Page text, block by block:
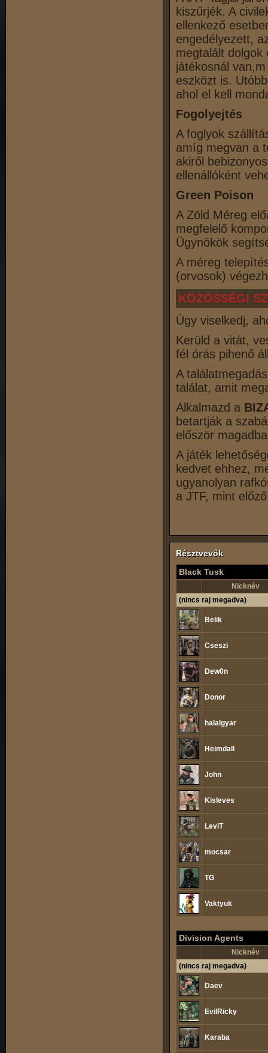
kiszűrjék. A
ellenkező
engedélyezett,
megtalált
játékosnál
eszközt is.
ahol el kell
Fogolyejtés
A foglyok
amíg megvan a
akiről
ellenállóként
Green Poison
A Zöld Méreg
megfelelő
Ügynökök
A méreg
(orvosok)
KÖZÖSSÉGI
Úgy viselkedj,
Kerüld a vitát,
fél órás pihenő
A
találat, amit
Alkalmazd a
betartják a
először
A játék
kedvet ehhez,
ugyanolyan
a JTF, mint
Résztvevők
Black Tusk
Nicknév
(nincs raj megadva)
Belik
Cseszi
Dew0n
Donor
halalgyar
Heimdall
John
Kisleves
LeviT
mocsar
TG
Vaktyuk
Division Agents
Nicknév
(nincs raj megadva)
Daev
EvilRicky
Karaba